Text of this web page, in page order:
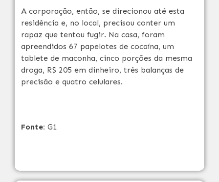
A corporação, então, se direcionou até esta
residência e, no local, precisou conter um
rapaz que tentou fugir. Na casa, foram
apreendidos 67 papelotes de cocaína, um
tablete de maconha, cinco porções da mesma
droga, R$ 205 em dinheiro, três balanças de
precisão e quatro celulares.
Fonte: G1